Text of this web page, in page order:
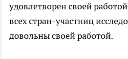
удовлетворен своей
всех стран-участниц
довольны своей работой.